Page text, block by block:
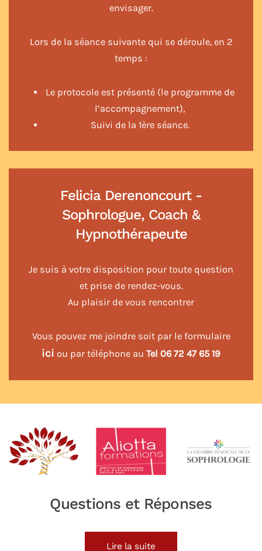
envisager.
Lors de la séance suivante qui se déroule, en 2
temps :
Le protocole est présenté (le programme de
l’accompagnement),
Suivi de la 1ère séance.
Felicia Derenoncourt -
Sophrologue, Coach &
Hypnothérapeute
Je suis à votre disposition pour toute question
et prise de rendez-vous.
Au plaisir de vous rencontrer
Vous pouvez me joindre soit par le formulaire
ici ou par téléphone au Tel 06 72 47 65 19
Questions et Réponses
Lire la suite